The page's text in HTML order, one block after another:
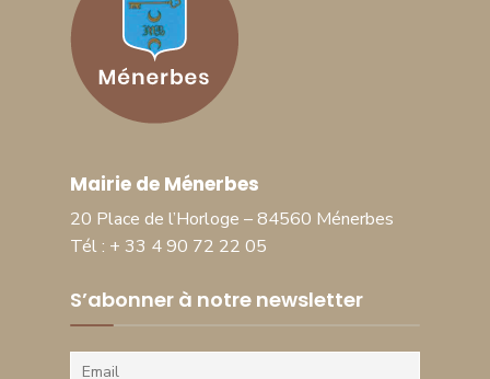
Mairie de Ménerbes
20 Place de l’Horloge – 84560 Ménerbes
Tél : + 33 4 90 72 22 05
S’abonner à notre newsletter